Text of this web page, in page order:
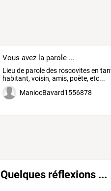
Vous avez la parole ...
Lieu de parole des roscovites en
habitant, voisin, amis, poète, etc...
ManiocBavard1556878
Quelques réflexions ...